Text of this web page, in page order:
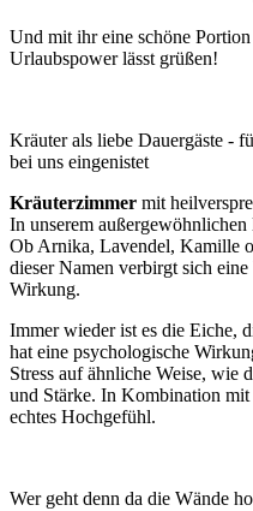
Und mit ihr eine schöne
Urlaubspower lässt grüßen!
Kräuter als liebe Dauergäste -
bei uns eingenistet
Kräuterzimmer mit
In unserem
Ob Arnika, Lavendel, Kamille
dieser Namen verbirgt sich
Wirkung.
Immer wieder ist es die Eiche,
hat eine psychologische
Stress auf ähnliche Weise, wie
und Stärke. In Kombination
echtes Hochgefühl.
Wer geht denn da die Wände